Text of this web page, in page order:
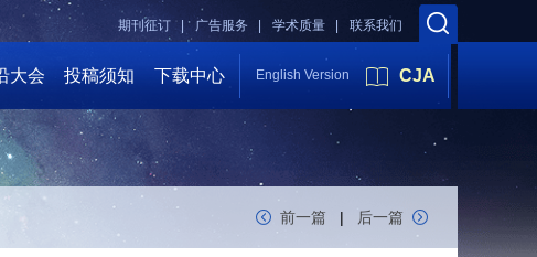
联系我们
学术质量 |
广告服务 |
期刊征订 |
大会 投稿须知 下载中心 English Version CJA
前一篇 | 后一篇